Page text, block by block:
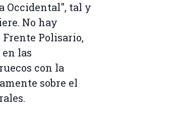
Occidental", tal y
No hay
Polisario,
las
con la
sobre el